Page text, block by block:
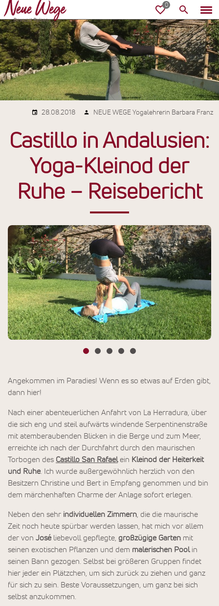
28.08.2018 NEUE WEGE Yogalehrerin Barbara Franz
Castillo in Andalusien:
Yoga-Kleinod der
Ruhe – Reisebericht
Angekommen im Paradies! Wenn es so etwas auf Erden gibt,
dann hier!
Nach einer abenteuerlichen Anfahrt von La Herradura, über
die sich eng und steil aufwärts windende Serpentinenstraße
mit atemberaubenden Blicken in die Berge und zum Meer,
erreichte ich nach der Durchfahrt durch den maurischen
Torbogen des Castillo San Rafaelein Kleinod der Heiterkeit
und Ruhe . Ich wurde außergewöhnlich herzlich von den
Besitzern Christine und Bert in Empfang genommen und bin
dem märchenhaften Charme der Anlage sofort erlegen.
Neben den sehr individuellen Zimmern , die die maurische
Zeit noch heute spürbar werden lassen, hat mich vor allem
der von José liebevoll gepflegte, großzügige Garten mit
seinen exotischen Pflanzen und dem malerischen Poolin
seinen Bann gezogen. Selbst bei größeren Gruppen findet
hier jeder ein Plätzchen, um sich zurück zu ziehen und ganz
für sich zu sein. Beste Voraussetzungen, um ganz bei sich
selbst anzukommen.